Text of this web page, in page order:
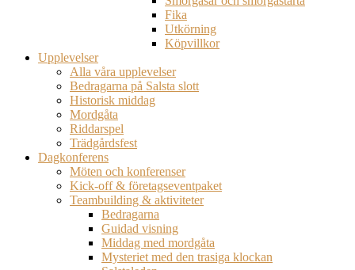
Fika
Utkörning
Köpvillkor
Upplevelser
Alla våra upplevelser
Bedragarna på Salsta slott
Historisk middag
Mordgåta
Riddarspel
Trädgårdsfest
Dagkonferens
Möten och konferenser
Kick-off & företagseventpaket
Teambuilding & aktiviteter
Bedragarna
Guidad visning
Middag med mordgåta
Mysteriet med den trasiga klockan